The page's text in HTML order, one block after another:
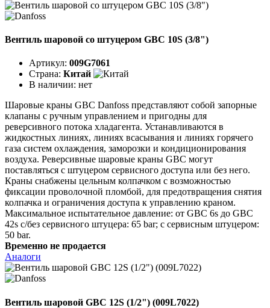
Вентиль шаровой со штуцером GBC 10S (3/8")
Артикул: 009G7061
Страна: Китай
В наличии: нет
Шаровые краны GBC Danfoss представляют собой запорные
клапаны с ручным управлением и пригодны для
реверсивного потока хладагента. Устанавливаются в
жидкостных линиях, линиях всасывания и линиях горячего
газа систем охлаждения, заморозки и кондиционирования
воздуха. Реверсивные шаровые краны GBC могут
поставляться с штуцером сервисного доступа или без него.
Краны снабжены цельным колпачком с возможностью
фиксации проволочной пломбой, для предотвращения снятия
колпачка и ограничения доступа к управлению краном.
Максимальное испытательное давление: от GBC 6s до GBC
42s с/без сервисного штуцера: 65 bar; с сервисным штуцером:
50 bar.
Временно не продается
Аналоги
Вентиль шаровой GBC 12S (1/2") (009L7022)